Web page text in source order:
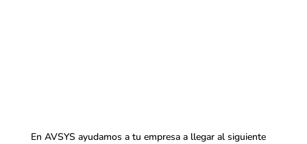
En AVSYS ayudamos a tu empresa a llegar al siguiente